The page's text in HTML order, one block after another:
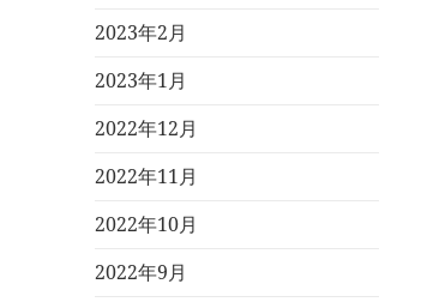
2023年2月
2023年1月
2022年12月
2022年11月
2022年10月
2022年9月